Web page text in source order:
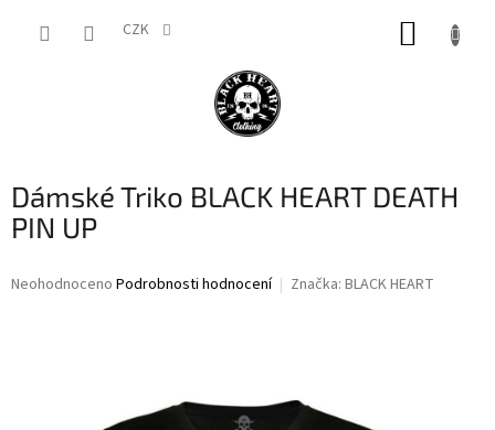
CZK
Dámské Triko BLACK HEART DEATH
PIN UP
Průměrné
Neohodnoceno Podrobnosti hodnocení Značka: BLACK HEART